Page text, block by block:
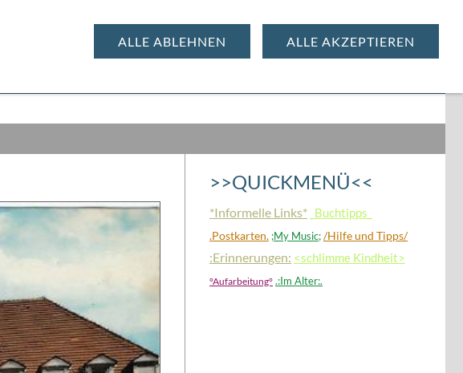
>>QUICKMENÜ<<
*Informelle Links* _Buchtipps_
.Postkarten. ;My Music;/Hilfe und Tipps/
:Erinnerungen: <schlimme Kindheit>
°Aufarbeitung° .:Im Alter:.
ALLE AKZEPTIEREN
ALLE ABLEHNEN